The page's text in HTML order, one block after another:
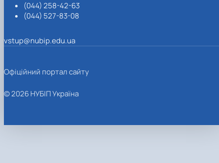
(044) 258-42-63
(044) 527-83-08
vstup@nubip.edu.ua
Офіційний портал сайту
© 2026 НУБІП Україна